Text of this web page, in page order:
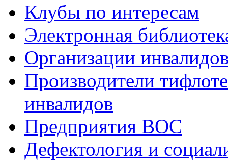
Клубы по интересам
Электронная
Организации
Производители
инвалидов
Предприятия ВОС
Дефектология и